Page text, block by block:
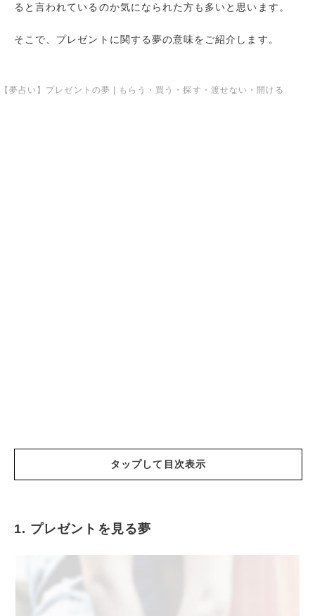
ると言われているのか気になられた方も多いと思います。
そこで、プレゼントに関する夢の意味をご紹介します。
【夢占い】プレゼントの夢 | もらう・買う・探す・渡せない・開ける
タップして目次表示
プレゼントをもらう夢
食べ物をプレゼントされる夢
アクセサリーをプレゼントされる夢
1. プレゼントを見る夢